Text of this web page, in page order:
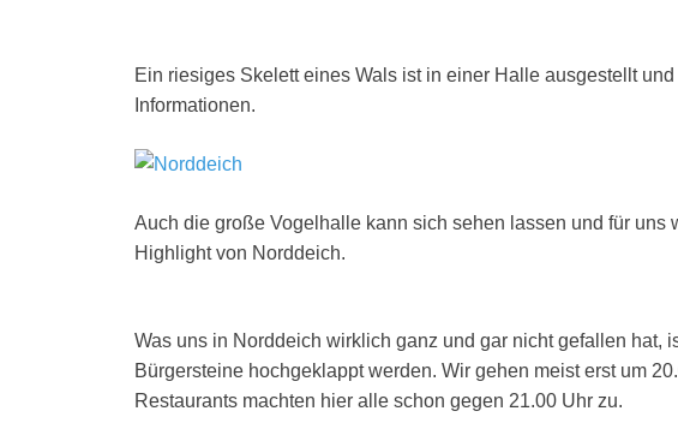
Ein riesiges Skelett eines Wals ist in einer Halle ausgestellt
Informationen.
Auch die große Vogelhalle kann sich sehen lassen und für uns
Highlight von Norddeich.
Was uns in Norddeich wirklich ganz und gar nicht gefallen hat,
Bürgersteine hochgeklappt werden. Wir gehen meist erst um
Restaurants machten hier alle schon gegen 21.00 Uhr zu.